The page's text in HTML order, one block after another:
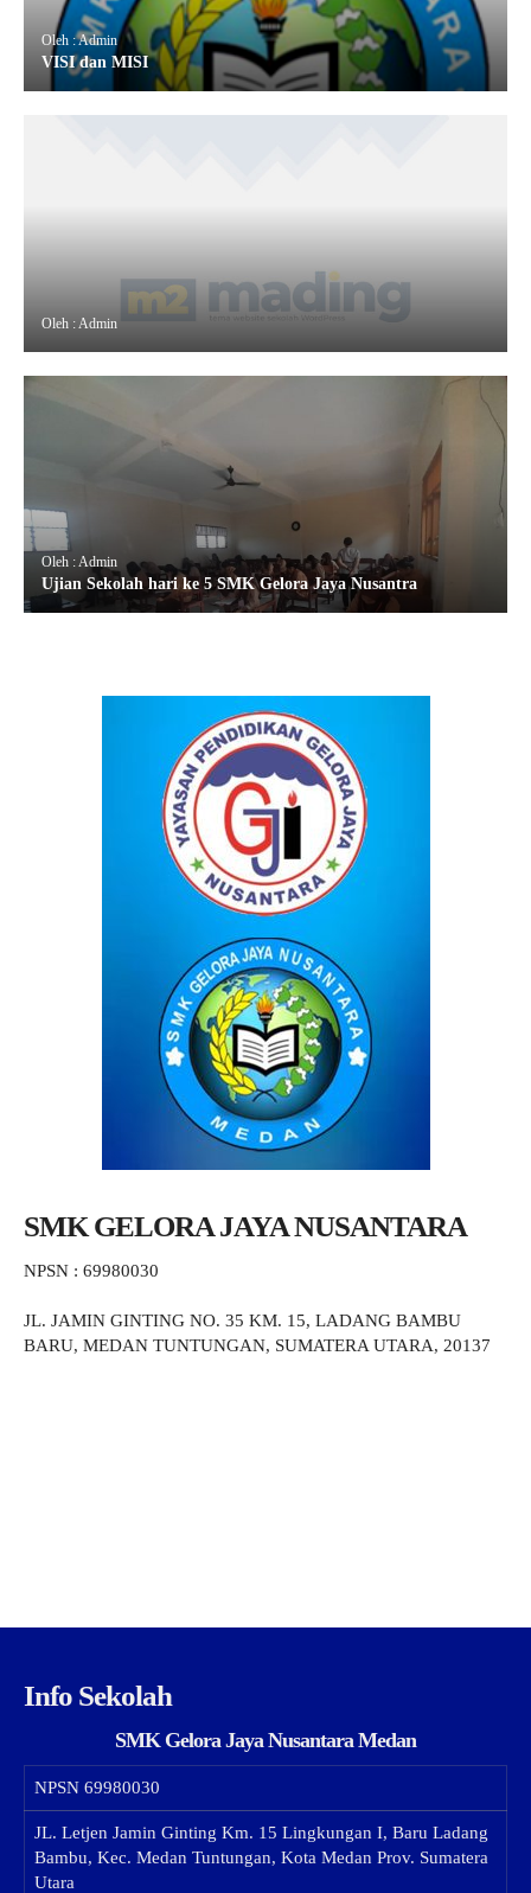
Oleh : Admin
VISI dan MISI
Oleh : Admin
Oleh : Admin
Ujian Sekolah hari ke 5 SMK Gelora Jaya Nusantra
SMK GELORA JAYA NUSANTARA
NPSN : 69980030
JL. JAMIN GINTING NO. 35 KM. 15, LADANG BAMBU
BARU, MEDAN TUNTUNGAN, SUMATERA UTARA, 20137
Info Sekolah
SMK Gelora Jaya Nusantara Medan
NPSN 69980030
JL. Letjen Jamin Ginting Km. 15 Lingkungan I, Baru Ladang
Bambu, Kec. Medan Tuntungan, Kota Medan Prov. Sumatera
Utara